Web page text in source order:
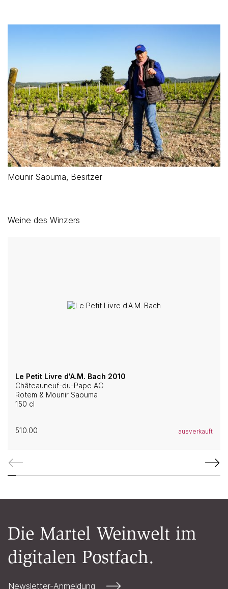
Mounir Saouma, Besitzer
Weine des Winzers
Le Petit Livre d'A.M. Bach 2010
Châteauneuf-du-Pape AC
Rotem & Mounir Saouma
150 cl
510.00 ausverkauft
Die Martel Weinwelt im
digitalen Postfach.
Newsletter-Anmeldung